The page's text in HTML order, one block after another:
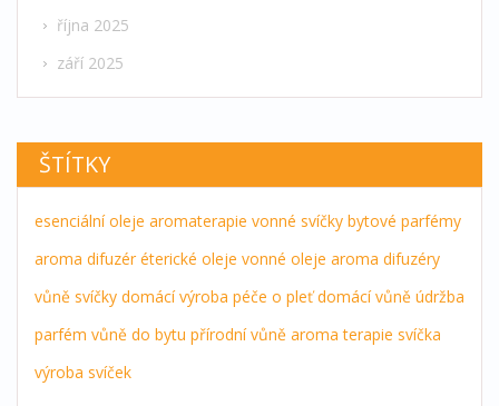
října 2025
září 2025
ŠTÍTKY
esenciální oleje aromaterapie vonné svíčky bytové parfémy
aroma difuzér éterické oleje vonné oleje aroma difuzéry
vůně svíčky domácí výroba péče o pleť domácí vůně údržba
parfém vůně do bytu přírodní vůně aroma terapie svíčka
výroba svíček